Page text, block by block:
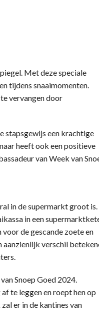
Met deze speciale
tijdens snaaimomenten.
vervangen door
stapsgewijs een krachtige
heeft ook een positieve
van Week van
in de supermarkt groot is.
in een
de gescande zoete en
aanzienlijk verschil
Snoep Goed 2024.
te leggen en roept hen op
er in de kantines van